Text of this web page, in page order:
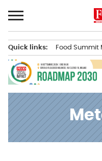
al
contenuto
principale
Quick links: Food Summit